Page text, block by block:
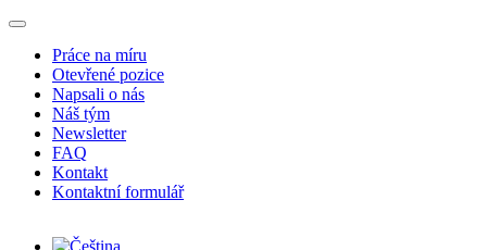
Přejít k hlavnímu obsahu
Práce na míru
Otevřené pozice
Napsali o nás
Náš tým
Newsletter
FAQ
Kontakt
Kontaktní formulář